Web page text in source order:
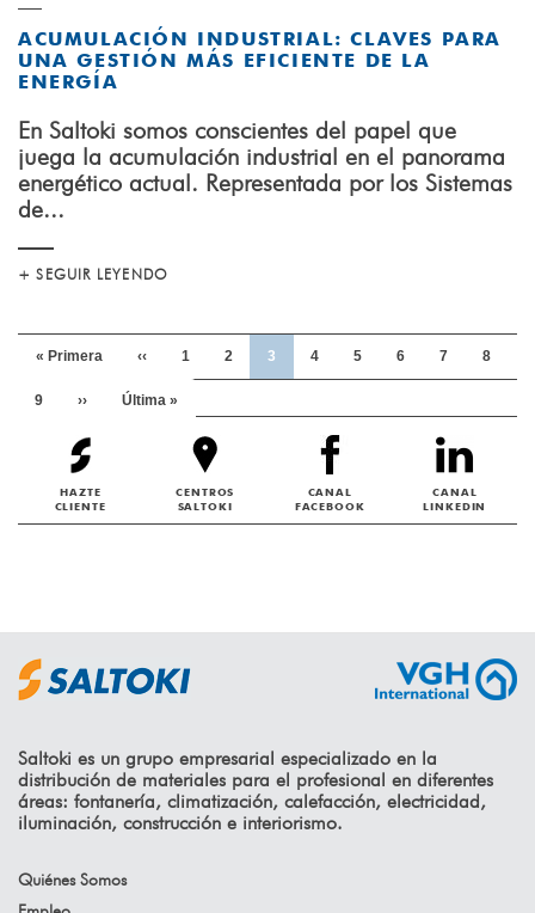
ACUMULACIÓN INDUSTRIAL: CLAVES PARA
UNA GESTIÓN MÁS EFICIENTE DE LA
ENERGÍA
En Saltoki somos conscientes del papel que
juega la acumulación industrial en el panorama
energético actual. Representada por los Sistemas
de...
+ SEGUIR LEYENDO
Paginación
Primera
« Primera
Página
‹‹ Page
1 Page
2
Página
actual
3 Page
4 Page
5 Page
6 Page
7 Page
8
Page
9
Siguiente
››
Última
Última »
HAZTE
CLIENTE
CENTROS
SALTOKI
CANAL
FACEBOOK
CANAL
LINKEDIN
Saltoki es un grupo empresarial especializado en la
distribución de materiales para el profesional en diferentes
áreas: fontanería, climatización, calefacción, electricidad,
iluminación, construcción e interiorismo.
Quiénes Somos